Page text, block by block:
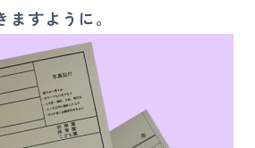
すように。